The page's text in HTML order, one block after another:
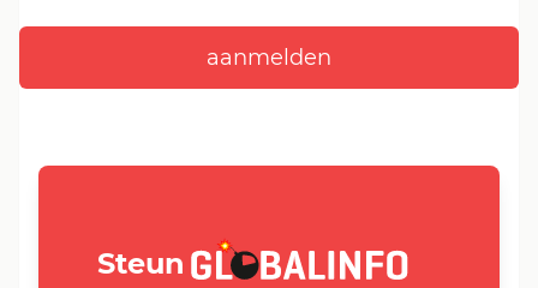
Steun GLOBALINFO.nl